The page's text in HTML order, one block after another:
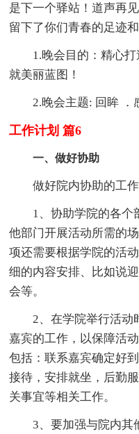
是下一个驿站！道声再
留下了你们青春的足迹和
1.晚会目的：精心打
就美丽蓝图！
2.晚会主题: 回眸 ．
工作计划 篇6
一、做好协助
做好院内协助的工作
1、协助学院的各个
他部门开展活动所需的
项还需要根据学院的活
细的内容安排、比如说
会等。
2、在学院举行活动
嘉宾的工作，以保障活
包括：联系嘉宾确定好
接待，安排就坐，后勤
关事宜等相关工作。
3、要加强与院内其